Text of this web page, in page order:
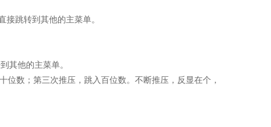
接跳转到其他的主菜单。
其他的主菜单。
位数；第三次推压，跳入百位数。不断推压，反显在个，